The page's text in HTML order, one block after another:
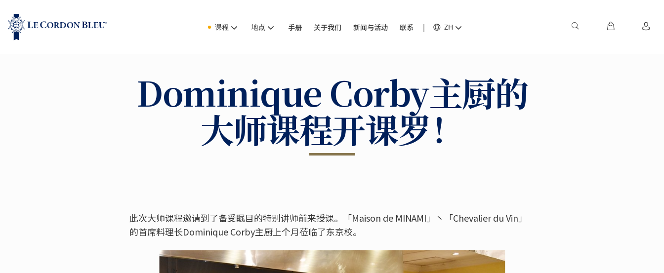
课程 地点 手册 关于我们 新闻与活动 联系 ZH
Dominique Corby主厨的
大师课程开课罗！
此次大师课程邀请到了备受瞩目的特别讲师前来授课。「Maison de MINAMI」丶「Chevalier du Vin」
的首席料理长Dominique Corby主厨上个月莅临了东京校。